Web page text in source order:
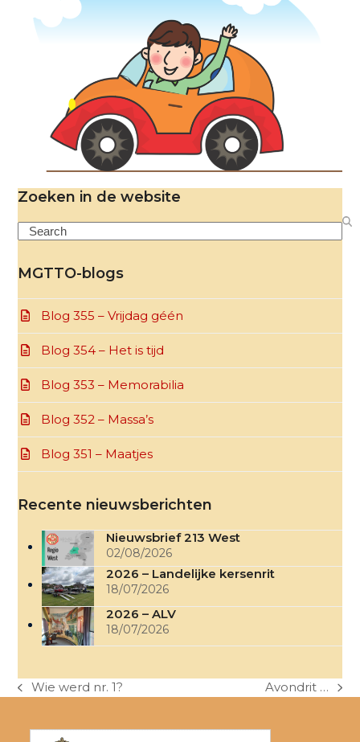
Zoeken in de website
Search
MGTTO-blogs
Blog 355 – Vrijdag géén
Blog 354 – Het is tijd
Blog 353 – Memorabilia
Blog 352 – Massa’s
Blog 351 – Maatjes
Recente nieuwsberichten
Nieuwsbrief 213 West
02/08/2026
2026 – Landelijke kersenrit
18/07/2026
2026 – ALV
18/07/2026
previous
Wie werd nr. 1?
next
Avondrit …